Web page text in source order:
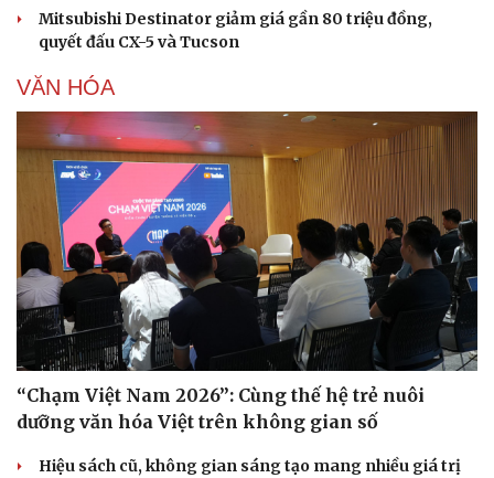
Văn học
Âm nhạc
Thời trang
Mitsubishi Destinator giảm giá gần 80 triệu đồng,
quyết đấu CX-5 và Tucson
VĂN HÓA
“Chạm Việt Nam 2026”: Cùng thế hệ trẻ nuôi
dưỡng văn hóa Việt trên không gian số
Hiệu sách cũ, không gian sáng tạo mang nhiều giá trị